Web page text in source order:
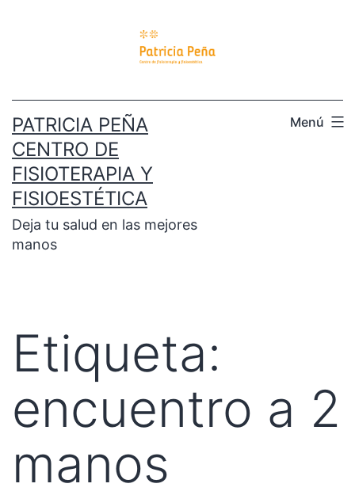
PATRICIA PEÑA
CENTRO DE
FISIOTERAPIA Y
FISIOESTÉTICA
Deja tu salud en las mejores
manos
Menú
Etiqueta:
encuentro a 2
manos